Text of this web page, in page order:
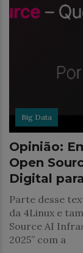
Big Data
Opinião:
Open
Digital
Parte desse
da 4Linux e
Source AI
2025” com a